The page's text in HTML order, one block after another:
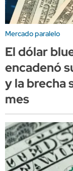
Mercado paralelo
El dólar
encadenó
y la brecha
mes